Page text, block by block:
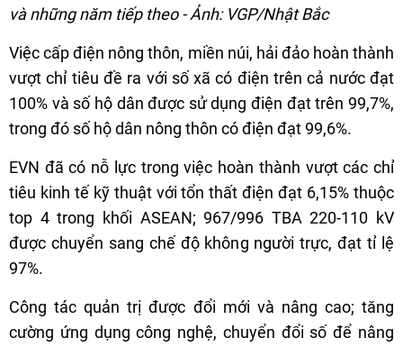
và những năm tiếp theo - Ảnh: VGP/Nhật Bắc
Việc cấp điện nông thôn, miền núi, hải đảo hoàn thành
vượt chỉ tiêu đề ra với số xã có điện trên cả nước đạt
100% và số hộ dân được sử dụng điện đạt trên 99,7%,
trong đó số hộ dân nông thôn có điện đạt 99,6%.
EVN đã có nỗ lực trong việc hoàn thành vượt các chỉ
tiêu kinh tế kỹ thuật với tổn thất điện đạt 6,15% thuộc
top 4 trong khối ASEAN; 967/996 TBA 220-110 kV
được chuyển sang chế độ không người trực, đạt tỉ lệ
97%.
Công tác quản trị được đổi mới và nâng cao; tăng
cường ứng dụng công nghệ, chuyển đổi số để nâng